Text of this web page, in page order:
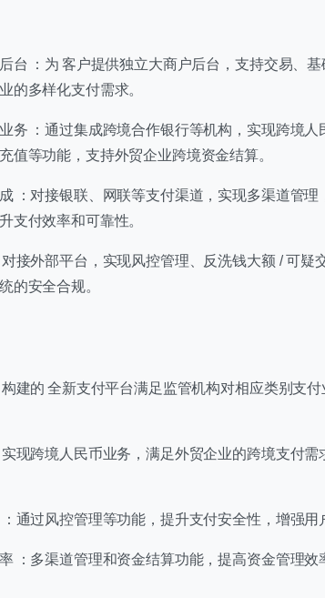
台 ：为 客户提供独立大商户后台，支持交易、
的多样化支付需求。
务 ：通过集成跨境合作银行等机构，实现跨境
值等功能，支持外贸企业跨境资金结算。
：对接银联、网联等支付渠道，实现多渠道管
支付效率和可靠性。
接外部平台，实现风控管理、反洗钱大额 / 可疑
的安全合规。
建的 全新支付平台满足监管机构对相应类别支
现跨境人民币业务，满足外贸企业的跨境支付
通过风控管理等功能，提升支付安全性，增强用
：多渠道管理和资金结算功能，提高资金管理效
们